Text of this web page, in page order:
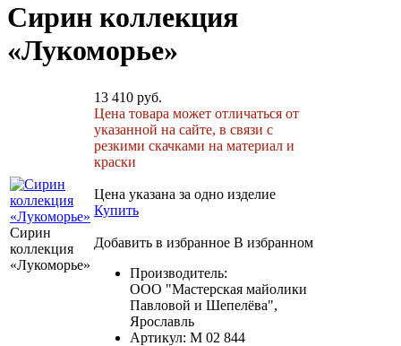
Сирин коллекция
«Лукоморье»
Сирин
коллекция
«Лукоморье»
13 410 руб.
Цена товара может отличаться от
указанной на сайте, в связи с
резкими скачками на материал и
краски
Цена указана за одно изделие
Купить
Добавить в избранное В избранном
Производитель:
ООО "Мастерская майолики
Павловой и Шепелёва",
Ярославль
Артикул: М 02 844